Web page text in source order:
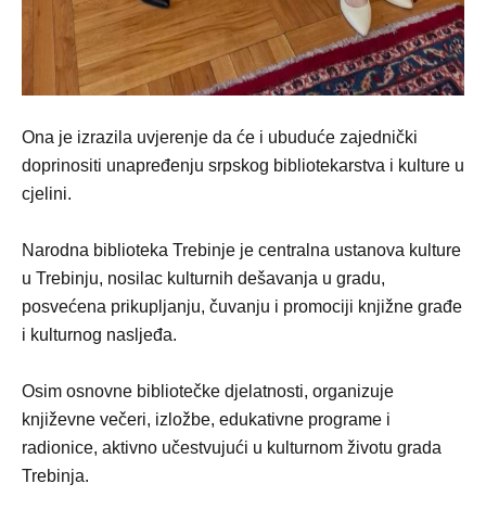
Ona je izrazila uvjerenje da će i ubuduće zajednički
doprinositi unapređenju srpskog bibliotekarstva i kulture u
cjelini.
Narodna biblioteka Trebinje je centralna ustanova kulture
u Trebinju, nosilac kulturnih dešavanja u gradu,
posvećena prikupljanju, čuvanju i promociji knjižne građe
i kulturnog nasljeđa.
Osim osnovne bibliotečke djelatnosti, organizuje
književne večeri, izložbe, edukativne programe i
radionice, aktivno učestvujući u kulturnom životu grada
Trebinja.